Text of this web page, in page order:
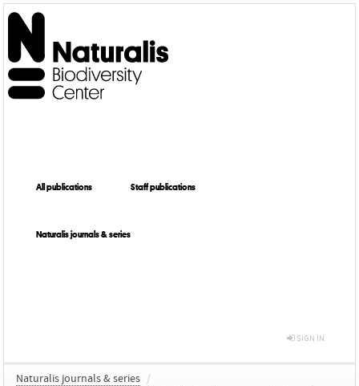
All publications Staff publications
Naturalis journals & series
SIGN IN
Naturalis journals & series /